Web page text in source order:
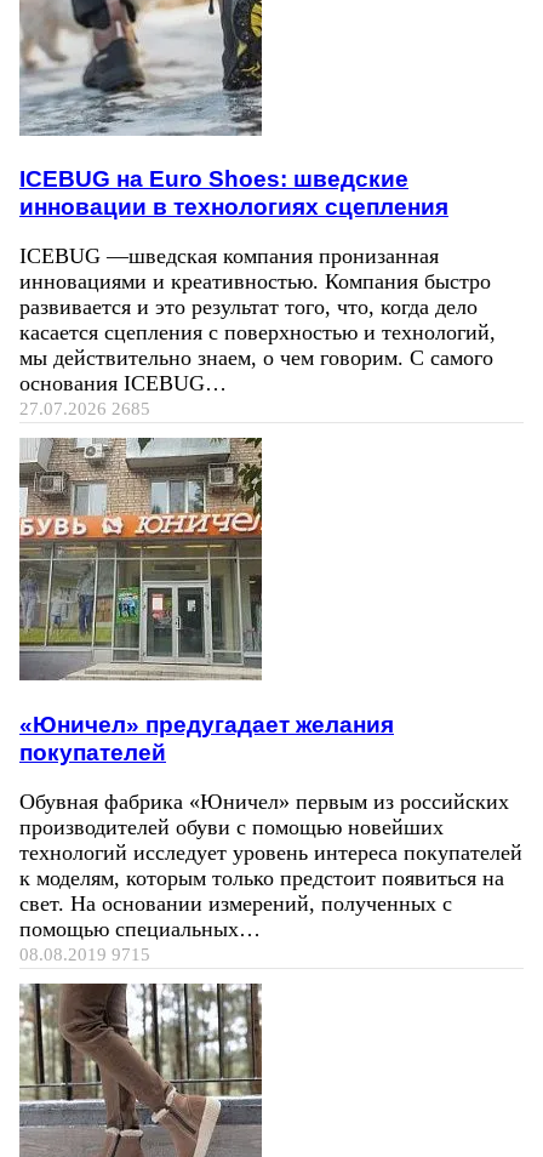
ICEBUG на Euro Shoes: шведские
инновации в технологиях сцепления
ICEBUG —шведская компания пронизанная
инновациями и креативностью. Компания быстро
развивается и это результат того, что, когда дело
касается сцепления с поверхностью и технологий,
мы действительно знаем, о чем говорим. С самого
основания ICEBUG…
27.07.2026 2685
«Юничел» предугадает желания
покупателей
Обувная фабрика «Юничел» первым из российских
производителей обуви с помощью новейших
технологий исследует уровень интереса покупателей
к моделям, которым только предстоит появиться на
свет. На основании измерений, полученных с
помощью специальных…
08.08.2019 9715